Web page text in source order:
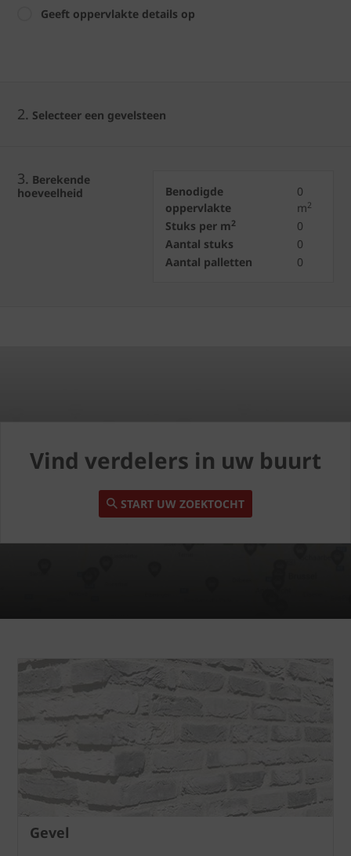
Geeft oppervlakte details op
2. Selecteer een gevelsteen
3. Berekende
hoeveelheid
Benodigde
oppervlakte
0
m2
Stuks per m2
0
Aantal stuks
0
Aantal palletten
0
Vind verdelers in uw buurt
START UW ZOEKTOCHT
Gevel